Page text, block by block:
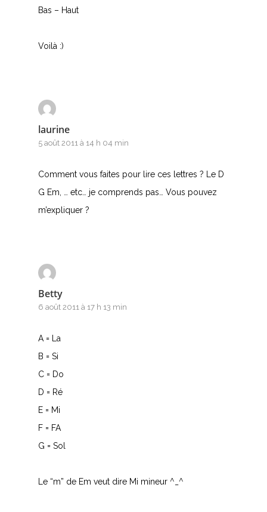
Bas – Haut
Voilà :)
laurine
5 août 2011 à 14 h 04 min
Comment vous faites pour lire ces lettres ? Le D
G Em, … etc… je comprends pas… Vous pouvez
m’expliquer ?
Betty
6 août 2011 à 17 h 13 min
A = La
B = Si
C = Do
D = Ré
E = Mi
F = FA
G = Sol
Le “m” de Em veut dire Mi mineur ^_^